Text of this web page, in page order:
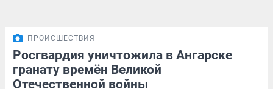
ПРОИСШЕСТВИЯ
Росгвардия уничтожила в Ангарске
гранату времён Великой
Отечественной войны